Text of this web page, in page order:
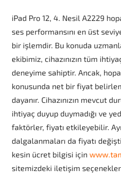
iPad Pro 12, 4. Nesil A2229
ses performansını en üst
bir işlemdir. Bu konuda
ekibimiz, cihazınızın tüm
deneyime sahiptir. Ancak,
konusunda net bir fiyat
dayanır. Cihazınızın mevcut
ihtiyaç duyup duymadığı ve
faktörler, fiyatı etkileyebilir.
dalgalanmaları da fiyatı
kesin ücret bilgisi için
sitemizdeki iletişim